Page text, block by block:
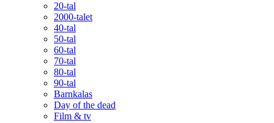
20-tal
2000-talet
40-tal
50-tal
60-tal
70-tal
80-tal
90-tal
Barnkalas
Day of the dead
Film & tv